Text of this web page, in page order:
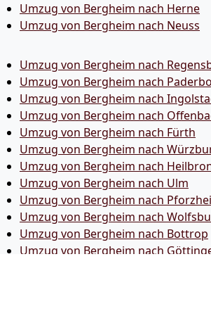
Umzug von Bergheim nach Herne
Umzug von Bergheim nach Neuss
Umzug von Bergheim nach
Umzug von Bergheim nach
Umzug von Bergheim nach
Umzug von Bergheim nach
Umzug von Bergheim nach Fürth
Umzug von Bergheim nach
Umzug von Bergheim nach
Umzug von Bergheim nach Ulm
Umzug von Bergheim nach
Umzug von Bergheim nach
Umzug von Bergheim nach Bottrop
Umzug von Bergheim nach